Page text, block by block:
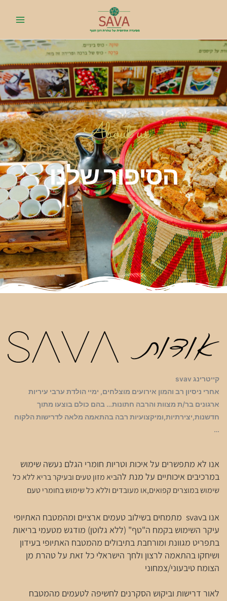
About us.
הסיפור שלנו
קייטרינג svav
אחרי ניסיון רב והמון אירועים מוצלחים, ימיי הולדת ערבי עיריות
ארגונים בר/ת מצוות והרבה חתונות… בהם כולם בוצעו מתוך
חדשנות,יצירתיות,ומיקצועיות רבה בהתאמה מלאה לדרישות הלקוח
…
אנו לא מתפשרים על איכות וטריות חומרי הגלם נעשה שימוש
במרכיבים איכותיים על מנת להביא מזון טעים ובעיקר בריא ללא כל
שימוש במוצרים קפואים,או מעובדים וללא כל שימוש בחומרי טעם
אנו בsvav מתמחים בשילוב טעמים ארציים ומהמטבח האתיופי
עיקר השימוש בקמח ה"טף" (ללא גלוטן) מודגש מטעמי בריאות
בתפריט מגוונת ומורחבת בתיבולים מהמטבח האתיופי בעידון
ושיחקו בהתאמה לרצון ולחך הישראלי כל זאת על טהרת מן
הצומח טיבעוני/צמחוני
לאור דרישות וביקוש הסקרנים לחשיפה לטעמים מהמטבח